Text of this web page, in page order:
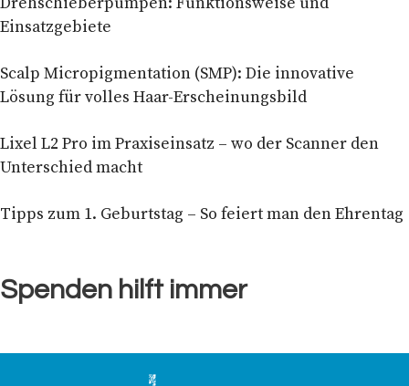
Einsatzgebiete
Scalp Micropigmentation (SMP): Die innovative
Lösung für volles Haar-Erscheinungsbild
Lixel L2 Pro im Praxiseinsatz – wo der Scanner den
Unterschied macht
Tipps zum 1. Geburtstag – So feiert man den Ehrentag
Spenden hilft immer